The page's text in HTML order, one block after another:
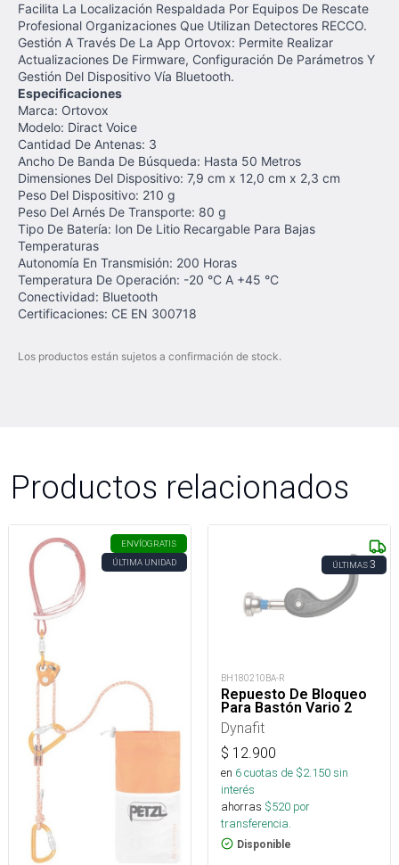
Facilita La Localización Respaldada Por Equipos De Rescate
Profesional Organizaciones Que Utilizan Detectores RECCO.
Gestión A Través De La App Ortovox: Permite Realizar
Actualizaciones De Firmware, Configuración De Parámetros Y
Gestión Del Dispositivo Vía Bluetooth.
Especificaciones
Marca: Ortovox
Modelo: Diract Voice
Cantidad De Antenas: 3
Ancho De Banda De Búsqueda: Hasta 50 Metros
Dimensiones Del Dispositivo: 7,9 cm x 12,0 cm x 2,3 cm
Peso Del Dispositivo: 210 g
Peso Del Arnés De Transporte: 80 g
Tipo De Batería: Ion De Litio Recargable Para Bajas
Temperaturas
Autonomía En Transmisión: 200 Horas
Temperatura De Operación: -20 °C A +45 °C
Conectividad: Bluetooth
Certificaciones: CE EN 300718
Los productos están sujetos a confirmación de stock.
Productos relacionados
ENVÍOGRATIS
ÚLTIMA UNIDAD
ÚLTIMAS3
BH180210BA-R
Repuesto De Bloqueo
Para Bastón Vario 2
Dynafit
$ 12.900
en 6cuotas de $2.150sin
interés
ahorras $520 por
transferencia.
Disponible